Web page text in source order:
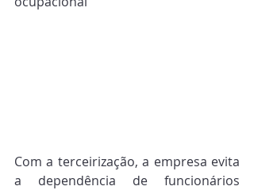
Com a terceirização, a empresa evita
a dependência de funcionários